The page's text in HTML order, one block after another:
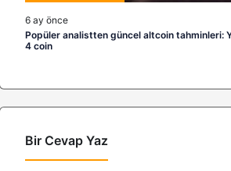
6 ay önce
Popüler analistten güncel altcoin tahminleri:
4 coin
Bir Cevap Yaz